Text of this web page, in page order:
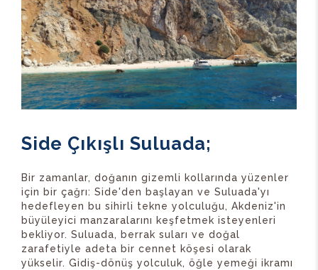
Side Çıkışlı Suluada;
Bir zamanlar, doğanın gizemli kollarında yüzenler
için bir çağrı: Side'den başlayan ve Suluada'yı
hedefleyen bu sihirli tekne yolculuğu, Akdeniz'in
büyüleyici manzaralarını keşfetmek isteyenleri
bekliyor. Suluada, berrak suları ve doğal
zarafetiyle adeta bir cennet köşesi olarak
yükselir. Gidiş-dönüş yolculuk, öğle yemeği ikramı